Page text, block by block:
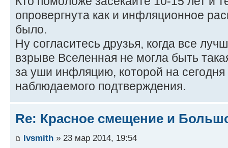
опровергнута как и инфляционное
было.
Ну согласитесь друзья, когда все
взрыве Вселенная не могла быть
за уши инфляцию, которой на сегодня
наблюдаемого подтверждения.
Re: Красное смещение и
lvsmith » 23 мар 2014, 19:54